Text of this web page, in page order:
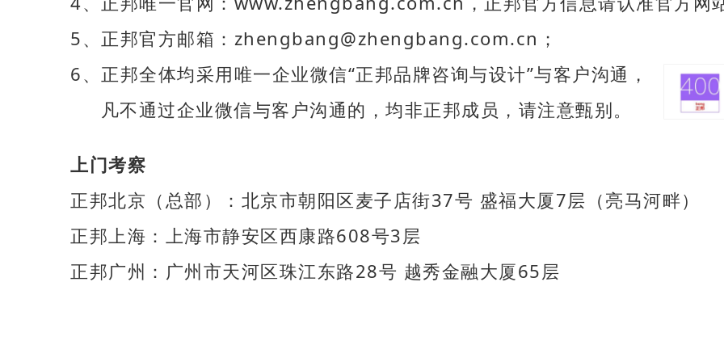
5、正邦官方邮箱：zhengbang@zhengbang.com.cn；
6、正邦全体均采用唯一企业微信“正邦品牌咨询与设计”与客户沟通，
凡不通过企业微信与客户沟通的，均非正邦成员，请注意甄别。
上门考察
正邦北京（总部）：北京市朝阳区麦子店街37号 盛福大厦7层（亮马河畔）
正邦上海：上海市静安区西康路608号3层
正邦广州：广州市天河区珠江东路28号 越秀金融大厦65层